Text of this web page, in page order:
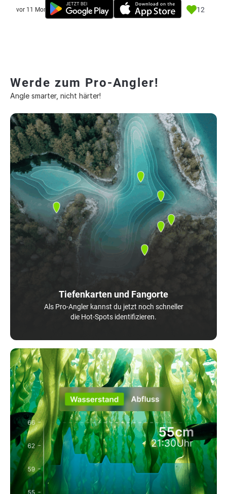
vor 11 Monate 12
Werde zum Pro-Angler!
Angle smarter, nicht härter!
Tiefenkarten und Fangorte
Als Pro-Angler kannst du jetzt noch schneller
die Hot-Spots identifizieren.